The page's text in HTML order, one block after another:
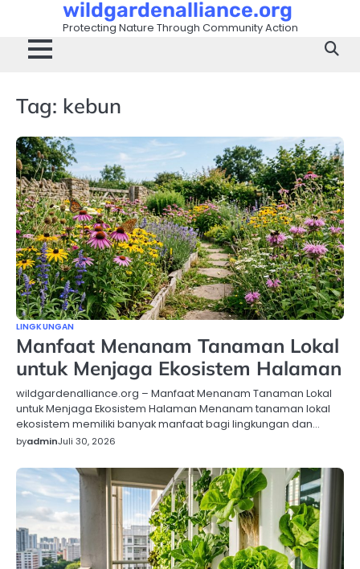
content
wildgardenalliance.org
Protecting Nature Through Community Action
Tag: kebun
LINGKUNGAN
Manfaat Menanam Tanaman Lokal
untuk Menjaga Ekosistem Halaman
wildgardenalliance.org – Manfaat Menanam Tanaman Lokal
untuk Menjaga Ekosistem Halaman Menanam tanaman lokal
ekosistem memiliki banyak manfaat bagi lingkungan dan…
byadminJuli 30, 2026